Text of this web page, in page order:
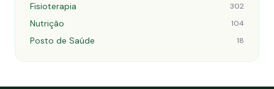
Fisioterapia 302
Nutrição 104
Posto de Saúde 18